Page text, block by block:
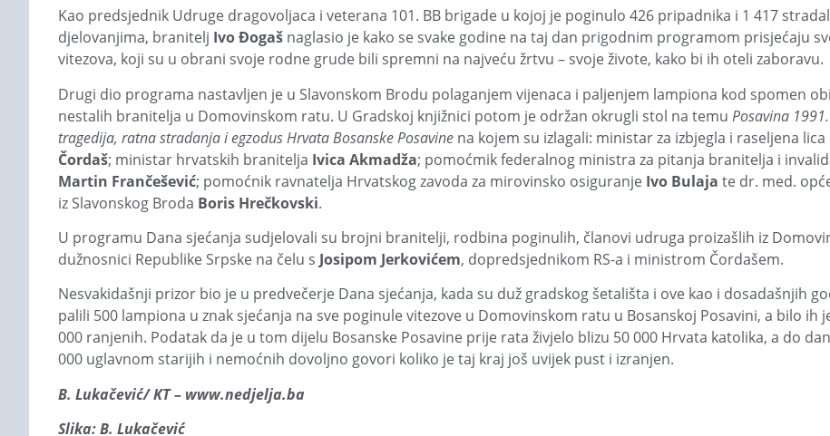
Kao predsjednik Udruge dragovoljaca i veterana 101. BB brigade u kojoj je poginulo 426 pripadnika i 1 417
djelovanjima, branitelj Ivo Đogaš naglasio je kako se svake godine na taj dan prigodnim programom prisjećaju
vitezova, koji su u obrani svoje rodne grude bili spremni na najveću žrtvu – svoje živote, kako bi ih oteli zaboravu.
Drugi dio programa nastavljen je u Slavonskom Brodu polaganjem vijenaca i paljenjem lampiona kod spomen
nestalih branitelja u Domovinskom ratu. U Gradskoj knjižnici potom je održan okrugli stol na temu Posavina
tragedija, ratna stradanja i egzodus Hrvata Bosanske Posavine na kojem su izlagali: ministar za izbjegla i raseljena lica
Čordaš; ministar hrvatskih branitelja Ivica Akmadža; pomoćmik federalnog ministra za pitanja branitelja i
Martin Frančešević; pomoćnik ravnatelja Hrvatskog zavoda za mirovinsko osiguranje Ivo Bulaja te dr. med.
iz Slavonskog Broda Boris Hrečkovski.
U programu Dana sjećanja sudjelovali su brojni branitelji, rodbina poginulih, članovi udruga proizašlih iz
dužnosnici Republike Srpske na čelu s Josipom Jerkovićem, dopredsjednikom RS-a i ministrom Čordašem.
Nesvakidašnji prizor bio je u predvečerje Dana sjećanja, kada su duž gradskog šetališta i ove kao i dosadašnjih
palili 500 lampiona u znak sjećanja na sve poginule vitezove u Domovinskom ratu u Bosanskoj Posavini, a bilo ih
000 ranjenih. Podatak da je u tom dijelu Bosanske Posavine prije rata živjelo blizu 50 000 Hrvata katolika, a do
000 uglavnom starijih i nemoćnih dovoljno govori koliko je taj kraj još uvijek pust i izranjen.
B. Lukačević/ KT – www.nedjelja.ba
Slika: B. Lukačević